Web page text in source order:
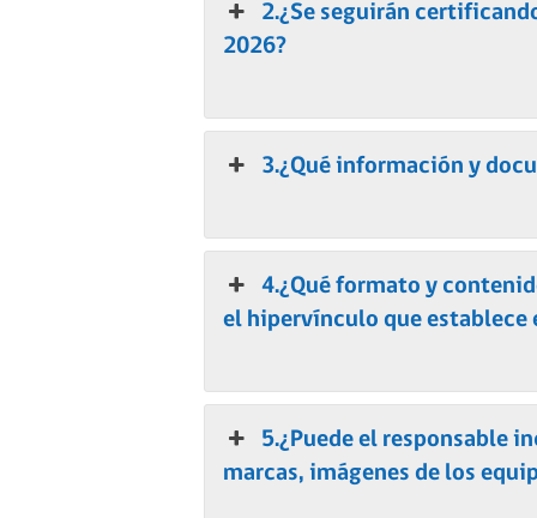
2.¿Se seguirán
2026?
3.¿Qué información y
4.¿Qué formato y
el hipervínculo que establece
5.¿Puede el responsable
marcas, imágenes de los